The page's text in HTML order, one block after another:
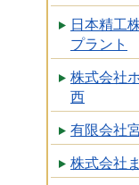
日本精工
プラント
株式会社
西
有限会社
株式会社